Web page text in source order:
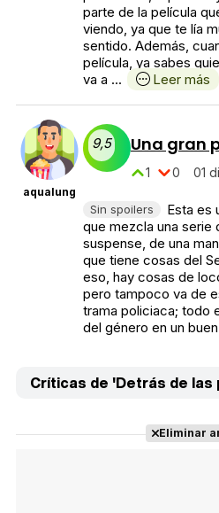
parte de la película
viendo, ya que te lía
sentido. Además,
película, ya sabes
va a ...
Leer más
aqualung
9,5 Una gran
1 0 01
Sin spoilers
Esta es
que mezcla una
suspense, de una
que tiene cosas del
eso, hay cosas de
pero tampoco va de
trama policiaca; todo
del género en un
Críticas de 'Detrás de las
Eliminar